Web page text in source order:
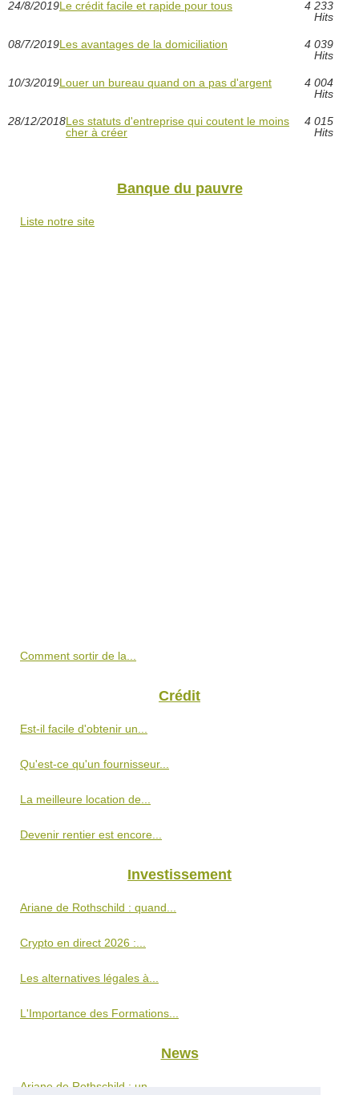
24/8/2019Le crédit facile et rapide pour tous
4 233
Hits
08/7/2019Les avantages de la domiciliation
4 039
Hits
10/3/2019Louer un bureau quand on a pas d'argent
4 004
Hits
28/12/2018Les statuts d'entreprise qui coutent le moins
cher à créer
4 015
Hits
Banque du pauvre
Liste notre site
Comment sortir de la...
Crédit
Est-il facile d'obtenir un...
Qu'est-ce qu'un fournisseur...
La meilleure location de...
Devenir rentier est encore...
Investissement
Ariane de Rothschild : quand...
Crypto en direct 2026 :...
Les alternatives légales à...
L'Importance des Formations...
News
Ariane de Rothschild : un...